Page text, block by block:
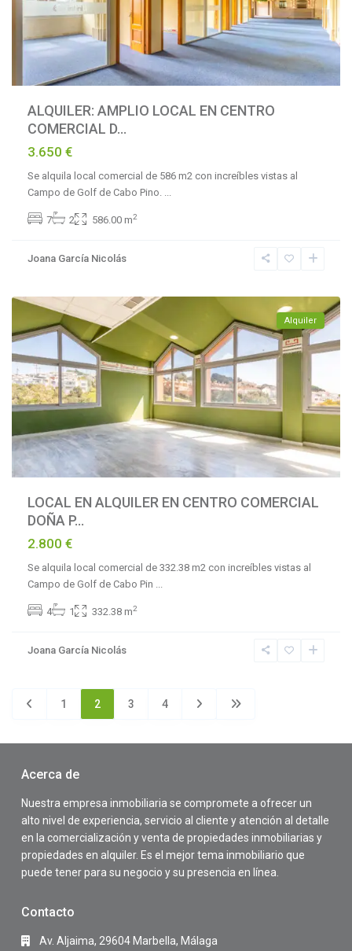
ALQUILER: AMPLIO LOCAL EN CENTRO
COMERCIAL D...
3.650 €
Se alquila local comercial de 586 m2 con increíbles vistas al
Campo de Golf de Cabo Pino. ...
7 2 586.00 m2
Joana García Nicolás
Reserva
Marbella,
Alquiler
LOCAL EN ALQUILER EN CENTRO COMERCIAL
DOÑA P...
2.800 €
Se alquila local comercial de 332.38 m2 con increíbles vistas al
Campo de Golf de Cabo Pin ...
4 1 332.38 m2
Joana García Nicolás
1 2 3 4
Acerca de
Nuestra empresa inmobiliaria se compromete a ofrecer un
alto nivel de experiencia, servicio al cliente y atención al detalle
en la comercialización y venta de propiedades inmobiliarias y
propiedades en alquiler. Es el mejor tema inmobiliario que
puede tener para su negocio y su presencia en línea.
Contacto
Av. Aljaima, 29604 Marbella, Málaga